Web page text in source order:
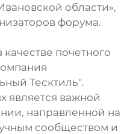
области»,
форума.
почетного
Тесктиль".
является важной
направленной на
сообществом и